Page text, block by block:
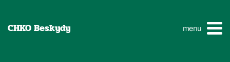
CHKO Beskydy menu